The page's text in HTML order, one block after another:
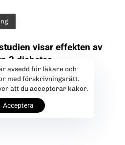
visar effekten av
2 diabetes
avsedd för läkare och
med förskrivningsrätt.
att du accepterar kakor.
Acceptera